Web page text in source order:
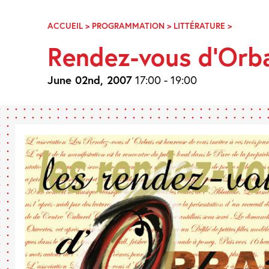
NavigationACCUEIL > PROGRAMMATION > LITTÉRATURE >RENDEZ-
D’ORBAIS
Rendez-vous
June 02nd, 2007 17:00 - 19:00